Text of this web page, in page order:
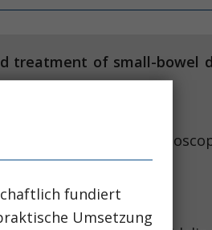
treatment of small-bowel
et al. Endoscopy
Italy. fundiert
Umsetzung